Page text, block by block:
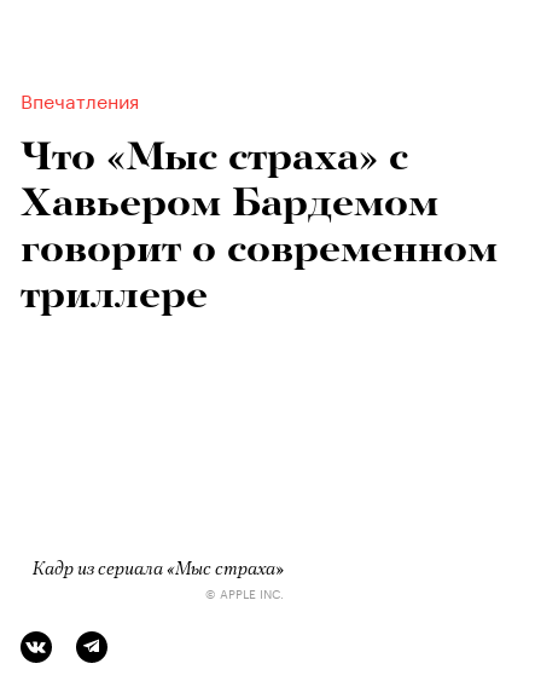
Впечатления
Что «Мыс страха» с
Хавьером Бардемом
говорит о современном
триллере